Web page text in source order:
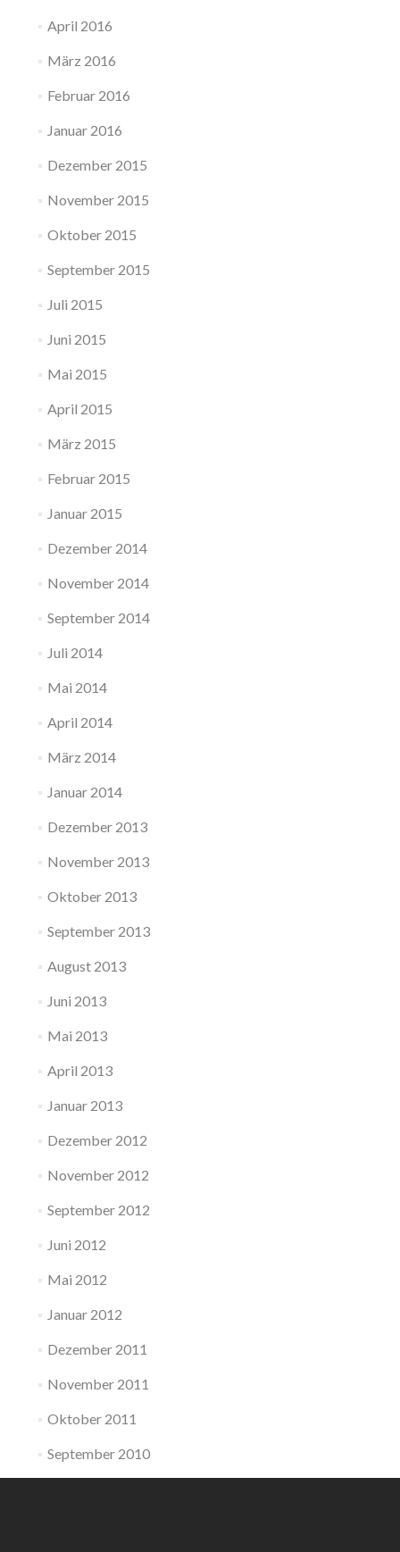
April 2016
März 2016
Februar 2016
Januar 2016
Dezember 2015
November 2015
Oktober 2015
September 2015
Juli 2015
Juni 2015
Mai 2015
April 2015
März 2015
Februar 2015
Januar 2015
Dezember 2014
November 2014
September 2014
Juli 2014
Mai 2014
April 2014
März 2014
Januar 2014
Dezember 2013
November 2013
Oktober 2013
September 2013
August 2013
Juni 2013
Mai 2013
April 2013
Januar 2013
Dezember 2012
November 2012
September 2012
Juni 2012
Mai 2012
Januar 2012
Dezember 2011
November 2011
Oktober 2011
September 2010